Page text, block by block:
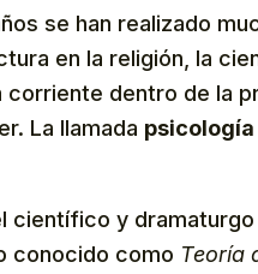
se han realizado
en la religión, la
corriente dentro de la
La llamada
científico y
conocido como Teoría